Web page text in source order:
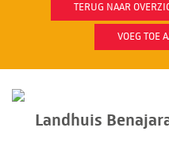
TERUG NAAR
VOEG TOE
Landhuis